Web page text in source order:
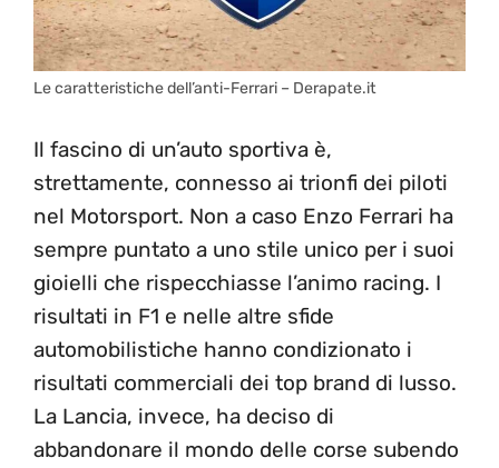
Le caratteristiche dell’anti-Ferrari – Derapate.it
Il fascino di un’auto sportiva è,
strettamente, connesso ai trionfi dei piloti
nel Motorsport. Non a caso Enzo Ferrari ha
sempre puntato a uno stile unico per i suoi
gioielli che rispecchiasse l’animo racing. I
risultati in F1 e nelle altre sfide
automobilistiche hanno condizionato i
risultati commerciali dei top brand di lusso.
La Lancia, invece, ha deciso di
abbandonare il mondo delle corse subendo